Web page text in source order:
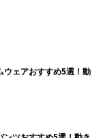
ウェアおすすめ5選！動